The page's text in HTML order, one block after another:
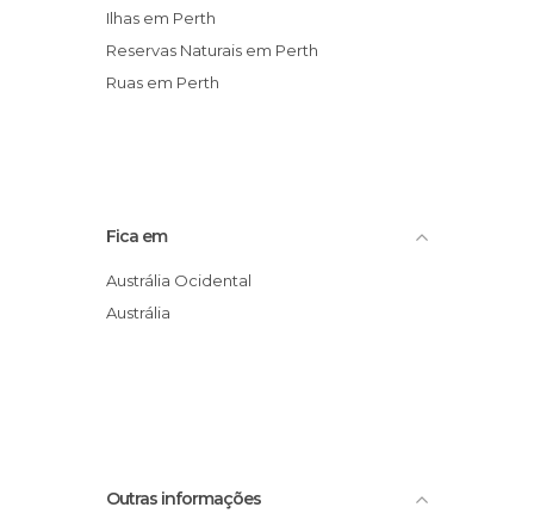
Ilhas em Perth
Reservas Naturais em Perth
Ruas em Perth
Fica em
Austrália Ocidental
Austrália
Outras informações